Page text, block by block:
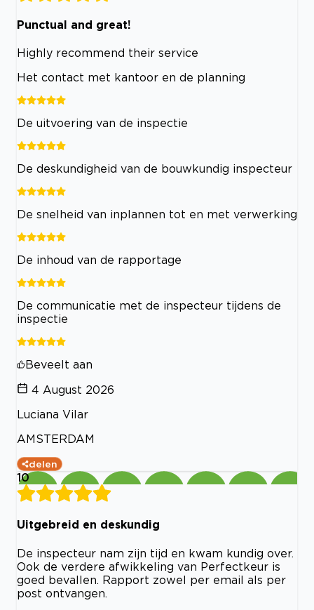
Punctual and great!
Highly recommend their service
Het contact met kantoor en de planning
De uitvoering van de inspectie
De deskundigheid van de bouwkundig inspecteur
De snelheid van inplannen tot en met verwerking
De inhoud van de rapportage
De communicatie met de inspecteur tijdens de
inspectie
Beveelt aan
4 August 2026
Luciana Vilar
AMSTERDAM
delen
10
Uitgebreid en deskundig
De inspecteur nam zijn tijd en kwam kundig over.
Ook de verdere afwikkeling van Perfectkeur is
goed bevallen. Rapport zowel per email als per
post ontvangen.